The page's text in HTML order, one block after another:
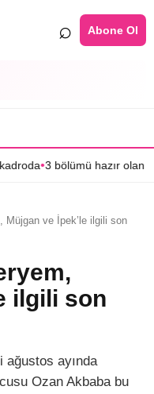
⌕ Abone Ol
“Mercan Köşk”ün afişi
Müjgan ve İpek’le ilgili son
ilgili son
ağustos ayında
Ozan Akbaba bu